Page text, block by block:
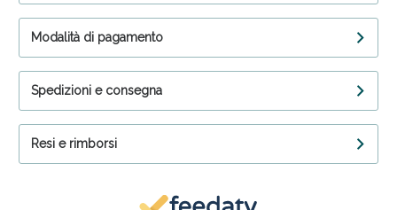
Modalità di pagamento
Spedizioni e consegna
Resi e rimborsi